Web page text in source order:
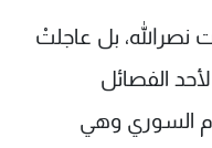
نصرالله، بل عاجلتْ
الفصائل
السوري وهي